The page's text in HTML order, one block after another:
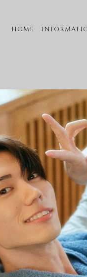
HOME